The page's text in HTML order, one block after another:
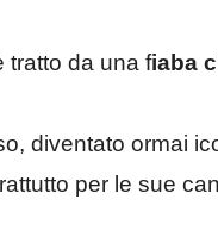
tratto da una fiaba
diventato ormai
per le sue